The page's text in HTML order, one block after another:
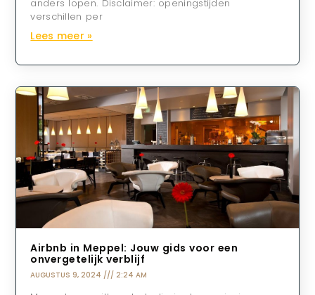
anders lopen. Disclaimer: openingstijden
verschillen per
Lees meer »
Airbnb in Meppel: Jouw gids voor een
onvergetelijk verblijf
AUGUSTUS 9, 2024 2:24 AM